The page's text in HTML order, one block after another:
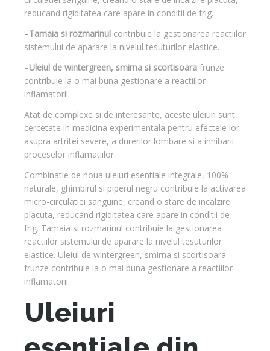
reducand rigiditatea care apare in conditii de frig.
–Tamaia si rozmarinul contribuie la gestionarea reactiilor
sistemului de aparare la nivelul tesuturilor elastice.
–Uleiul de wintergreen, smirna si scortisoara frunze
contribuie la o mai buna gestionare a reactiilor
inflamatorii.
Atat de complexe si de interesante, aceste uleiuri sunt
cercetate in medicina experimentala pentru efectele lor
asupra artritei severe, a durerilor lombare si a inhibarii
proceselor inflamatiilor.
Combinatie de noua uleiuri esentiale integrale, 100%
naturale, ghimbirul si piperul negru contribuie la activarea
micro-circulatiei sanguine, creand o stare de incalzire
placuta, reducand rigiditatea care apare in conditii de
frig. Tamaia si rozmarinul contribuie la gestionarea
reactiilor sistemului de aparare la nivelul tesuturilor
elastice. Uleiul de wintergreen, smirna si scortisoara
frunze contribuie la o mai buna gestionare a reactiilor
inflamatorii.
Uleiuri